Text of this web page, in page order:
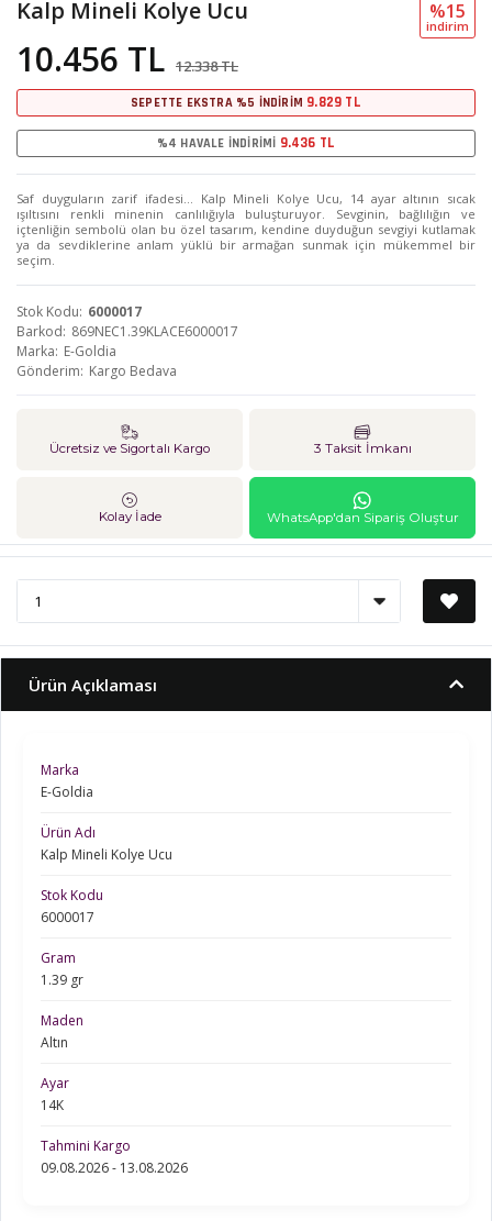
Kalp Mineli Kolye Ucu
10.456 TL 12.338 TL
%15
i̇ndi̇ri̇m
SEPETTE EKSTRA %5 İNDİRİM 9.829 TL
%4 HAVALE İNDİRİMİ 9.436 TL
Saf duyguların zarif ifadesi… Kalp Mineli Kolye Ucu, 14 ayar altının sıcak
ışıltısını renkli minenin canlılığıyla buluşturuyor. Sevginin, bağlılığın ve
içtenliğin sembolü olan bu özel tasarım, kendine duyduğun sevgiyi kutlamak
ya da sevdiklerine anlam yüklü bir armağan sunmak için mükemmel bir
seçim.
Stok Kodu 6000017
Barkod 869NEC1.39KLACE6000017
Marka E-Goldia
Gönderim Kargo Bedava
Ücretsiz ve Sigortalı Kargo 3 Taksit İmkanı
Kolay İade WhatsApp'dan Sipariş Oluştur
Ürün Açıklaması
Marka
E-Goldia
Ürün Adı
Kalp Mineli Kolye Ucu
Stok Kodu
6000017
Gram
1.39 gr
Maden
Altın
Ayar
14K
Tahmini Kargo
09.08.2026 - 13.08.2026